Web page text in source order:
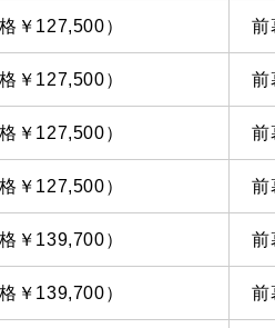
￥127,500） 前
￥127,500） 前
￥127,500） 前
￥127,500） 前
￥139,700） 前
￥139,700） 前